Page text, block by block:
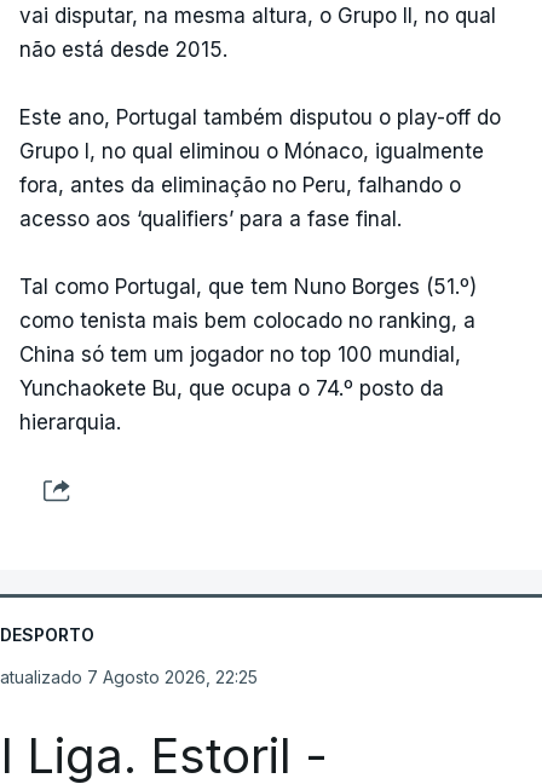
vai disputar, na mesma altura, o Grupo II, no qual
não está desde 2015.
Este ano, Portugal também disputou o play-off do
Grupo I, no qual eliminou o Mónaco, igualmente
fora, antes da eliminação no Peru, falhando o
acesso aos ‘qualifiers’ para a fase final.
Tal como Portugal, que tem Nuno Borges (51.º)
como tenista mais bem colocado no ranking, a
China só tem um jogador no top 100 mundial,
Yunchaokete Bu, que ocupa o 74.º posto da
hierarquia.
DESPORTO
atualizado 7 Agosto 2026, 22:25
I Liga. Estoril -